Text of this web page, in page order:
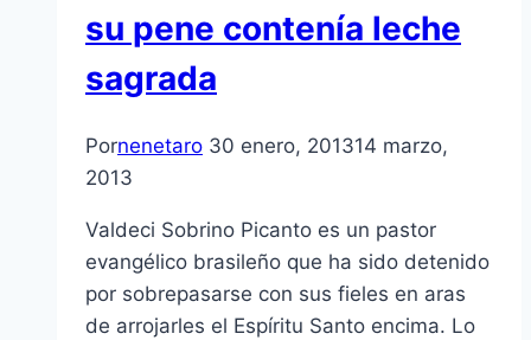
su pene contení­a leche
sagrada
Pornenetaro 30 enero, 201314 marzo,
2013
Valdeci Sobrino Picanto es un pastor
evangélico brasileño que ha sido detenido
por sobrepasarse con sus fieles en aras
de arrojarles el Espí­ritu Santo encima. Lo